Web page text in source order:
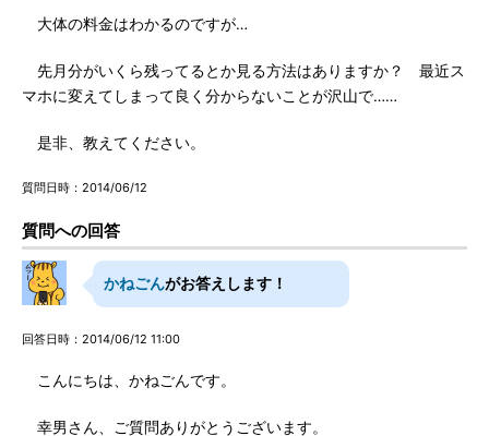
大体の料金はわかるのですが…
先月分がいくら残ってるとか見る方法はありますか？ 最近ス
マホに変えてしまって良く分からないことが沢山で……
是非、教えてください。
質問日時：2014/06/12
質問への回答
かねごんがお答えします！
回答日時：2014/06/12 11:00
こんにちは、かねごんです。
幸男さん、ご質問ありがとうございます。